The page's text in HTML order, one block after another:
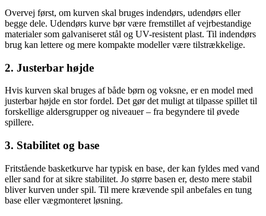
Overvej først, om kurven skal bruges indendørs, udendørs eller
begge dele. Udendørs kurve bør være fremstillet af vejrbestandige
materialer som galvaniseret stål og UV-resistent plast. Til indendørs
brug kan lettere og mere kompakte modeller være tilstrækkelige.
2. Justerbar højde
Hvis kurven skal bruges af både børn og voksne, er en model med
justerbar højde en stor fordel. Det gør det muligt at tilpasse spillet til
forskellige aldersgrupper og niveauer – fra begyndere til øvede
spillere.
3. Stabilitet og base
Fritstående basketkurve har typisk en base, der kan fyldes med vand
eller sand for at sikre stabilitet. Jo større basen er, desto mere stabil
bliver kurven under spil. Til mere krævende spil anbefales en tung
base eller vægmonteret løsning.